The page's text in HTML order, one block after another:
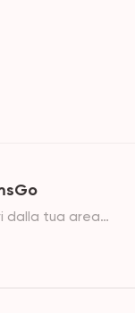
dalla tua area
utilizzarlo.